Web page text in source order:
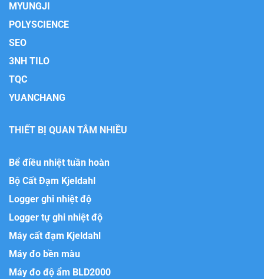
MYUNGJI
POLYSCIENCE
SEO
3NH TILO
TQC
YUANCHANG
THIẾT BỊ QUAN TÂM NHIỀU
Bể điều nhiệt tuần hoàn
Bộ Cất Đạm Kjeldahl
Logger ghi nhiệt độ
Logger tự ghi nhiệt độ
Máy cất đạm Kjeldahl
Máy đo bền màu
Máy đo độ ẩm BLD2000